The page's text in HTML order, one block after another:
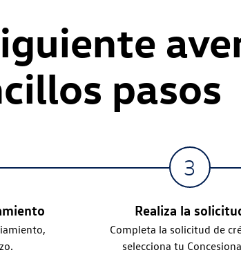
pasos
Realiza la
Completa la solicitud de
selecciona tu